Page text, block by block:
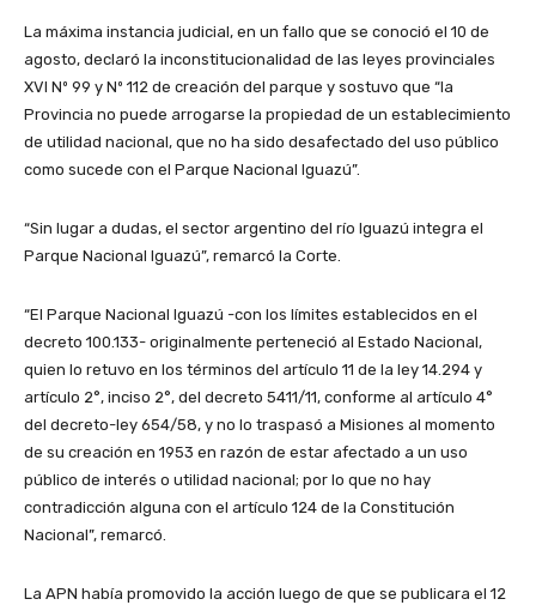
La máxima instancia judicial, en un fallo que se conoció el 10 de
agosto, declaró la inconstitucionalidad de las leyes provinciales
XVI Nº 99 y Nº 112 de creación del parque y sostuvo que “la
Provincia no puede arrogarse la propiedad de un establecimiento
de utilidad nacional, que no ha sido desafectado del uso público
como sucede con el Parque Nacional Iguazú”.
“Sin lugar a dudas, el sector argentino del río Iguazú integra el
Parque Nacional Iguazú”, remarcó la Corte.
“El Parque Nacional Iguazú -con los límites establecidos en el
decreto 100.133- originalmente perteneció al Estado Nacional,
quien lo retuvo en los términos del artículo 11 de la ley 14.294 y
artículo 2°, inciso 2°, del decreto 5411/11, conforme al artículo 4°
del decreto-ley 654/58, y no lo traspasó a Misiones al momento
de su creación en 1953 en razón de estar afectado a un uso
público de interés o utilidad nacional; por lo que no hay
contradicción alguna con el artículo 124 de la Constitución
Nacional”, remarcó.
La APN había promovido la acción luego de que se publicara el 12